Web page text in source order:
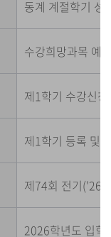
동계 계절학기 성
수강희망과목 예
제1학기 수강신
제1학기 등록 및
제74회 전기('26
2026학년도 입학